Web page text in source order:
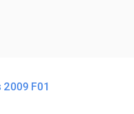
F01